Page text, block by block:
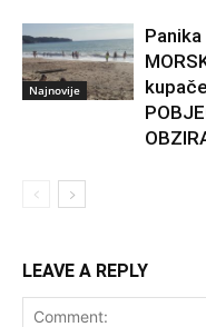
Najnovije
LEAVE A REPLY